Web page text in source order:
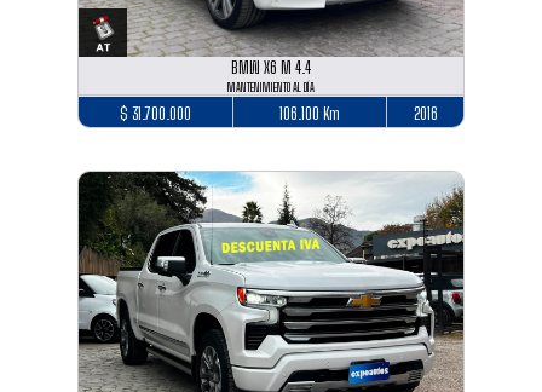
BMW X6 M 4.4
MANTENIMIENTO AL DÍA
$ 31.700.000 106.100 Km 2016